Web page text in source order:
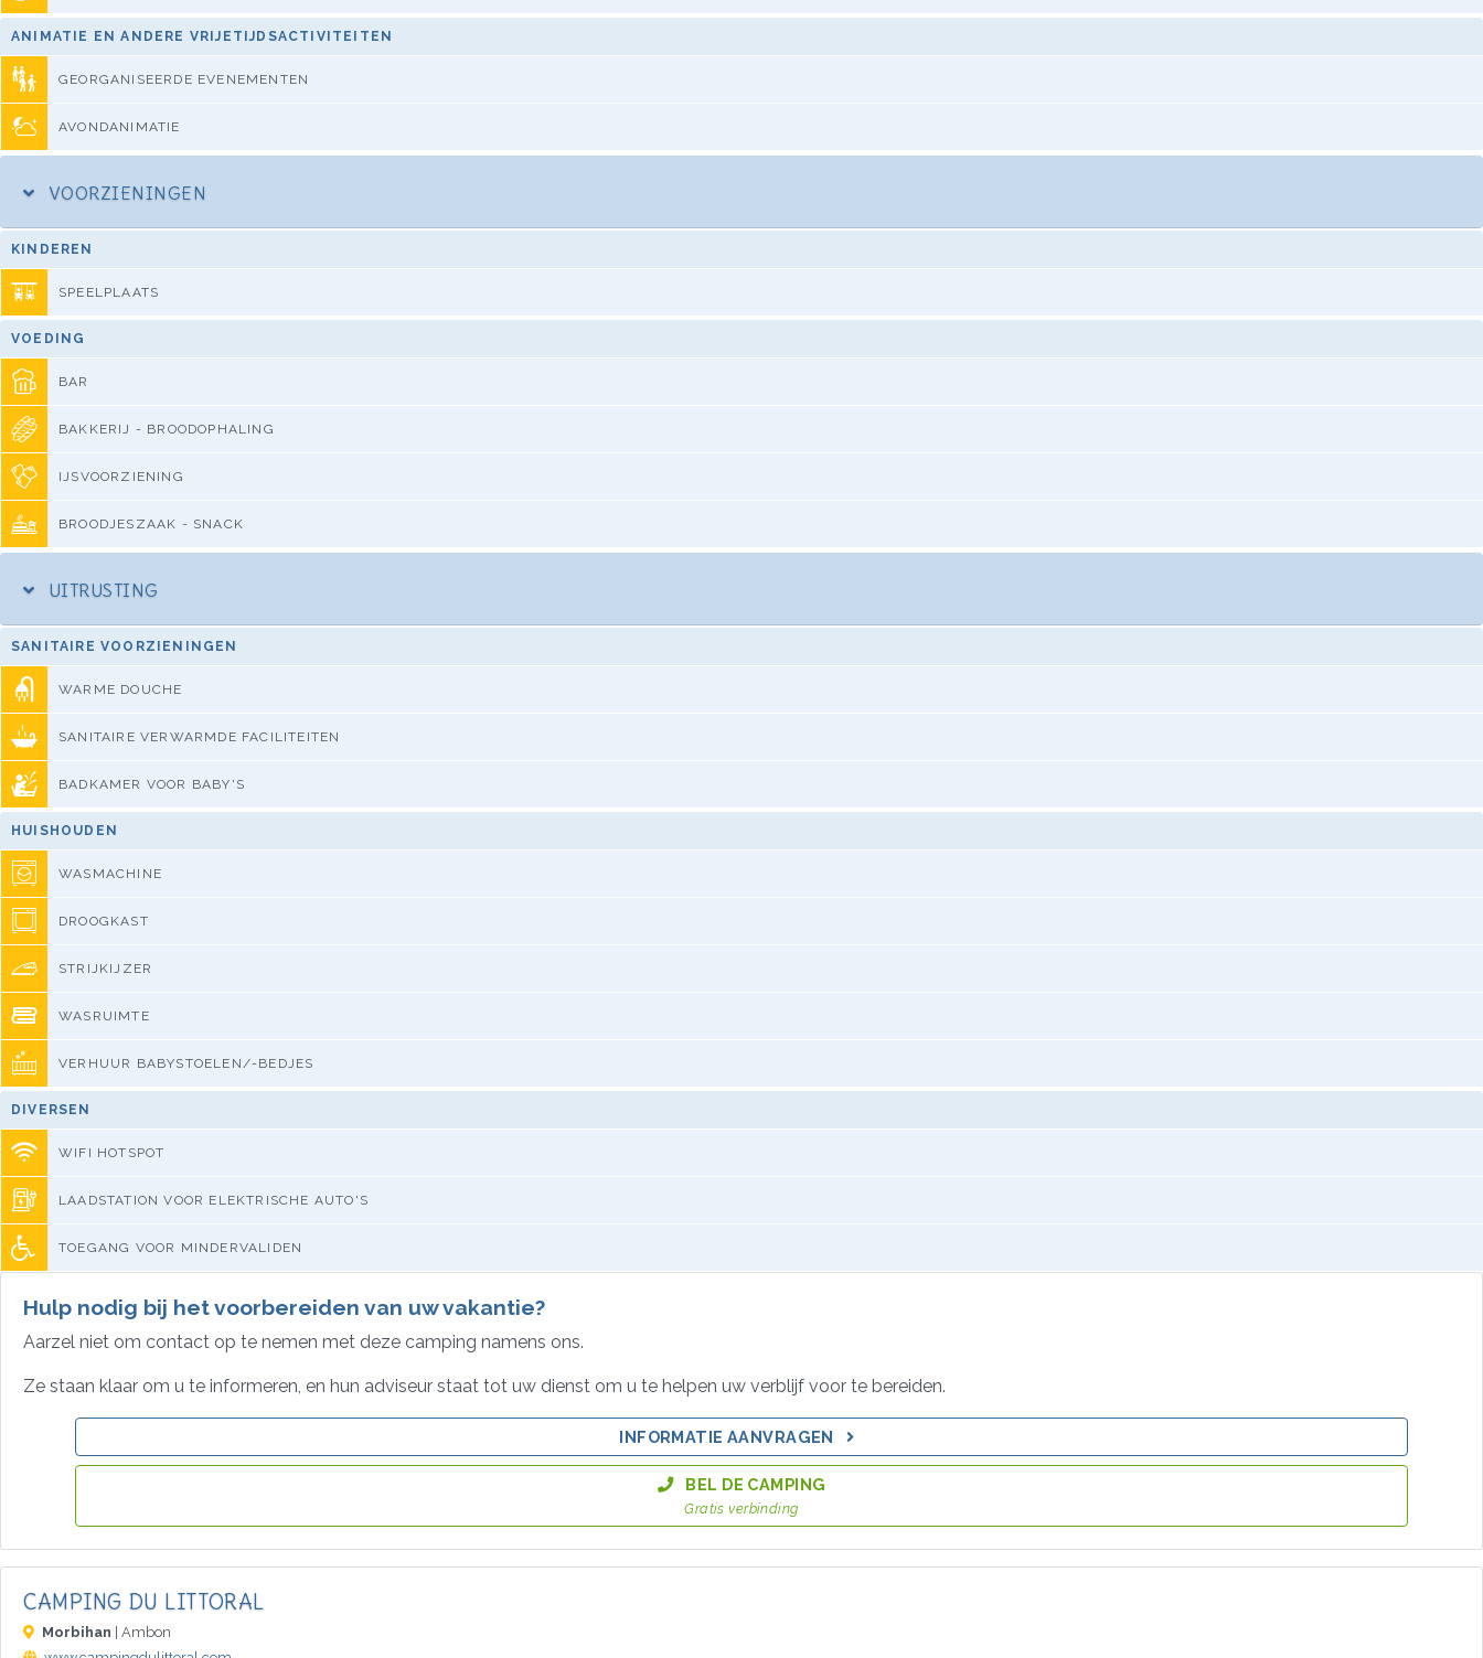
ANIMATIE EN ANDERE VRIJETIJDSACTIVITEITEN
GEORGANISEERDE EVENEMENTEN
AVONDANIMATIE
VOORZIENINGEN
KINDEREN
SPEELPLAATS
VOEDING
BAR
BAKKERIJ - BROODOPHALING
IJSVOORZIENING
BROODJESZAAK - SNACK
UITRUSTING
SANITAIRE VOORZIENINGEN
WARME DOUCHE
SANITAIRE VERWARMDE FACILITEITEN
BADKAMER VOOR BABY'S
HUISHOUDEN
WASMACHINE
DROOGKAST
STRIJKIJZER
WASRUIMTE
VERHUUR BABYSTOELEN/-BEDJES
DIVERSEN
WIFI HOTSPOT
LAADSTATION VOOR ELEKTRISCHE AUTO'S
TOEGANG VOOR MINDERVALIDEN
Hulp nodig bij het voorbereiden van uw vakantie?
Aarzel niet om contact op te nemen met deze camping namens ons.
Ze staan klaar om u te informeren, en hun adviseur staat tot uw dienst om u te helpen uw verblijf voor te bereiden.
INFORMATIE AANVRAGEN
BEL DE CAMPING
Gratis verbinding
CAMPING DU LITTORAL
Morbihan | Ambon